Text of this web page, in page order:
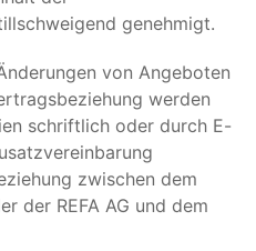
genehmigt.
von Angeboten
werden
schriftlich oder durch E-
zwischen dem
der REFA AG und dem